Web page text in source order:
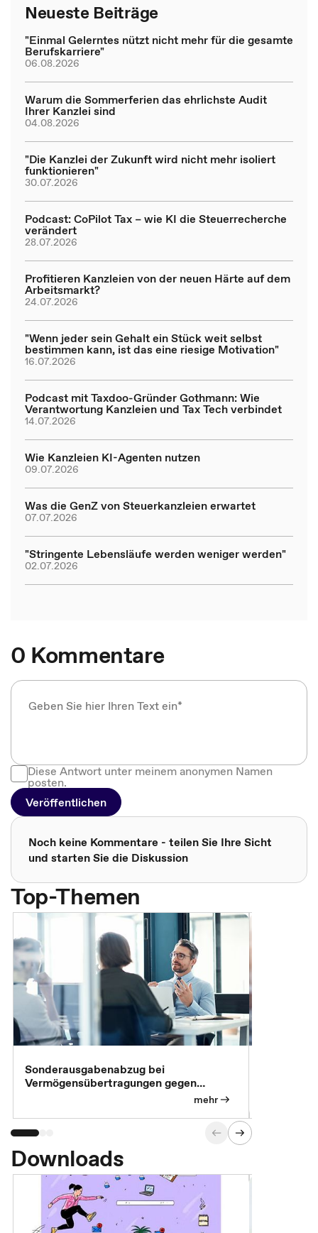
Neueste Beiträge
"Einmal Gelerntes nützt nicht mehr für die gesamte
Berufskarriere"
06.08.2026
Warum die Sommerferien das ehrlichste Audit
Ihrer Kanzlei sind
04.08.2026
"Die Kanzlei der Zukunft wird nicht mehr isoliert
funktionieren"
30.07.2026
Podcast: CoPilot Tax – wie KI die Steuerrecherche
verändert
28.07.2026
Profitieren Kanzleien von der neuen Härte auf dem
Arbeitsmarkt?
24.07.2026
"Wenn jeder sein Gehalt ein Stück weit selbst
bestimmen kann, ist das eine riesige Motivation"
16.07.2026
Podcast mit Taxdoo-Gründer Gothmann: Wie
Verantwortung Kanzleien und Tax Tech verbindet
14.07.2026
Wie Kanzleien KI-Agenten nutzen
09.07.2026
Was die GenZ von Steuerkanzleien erwartet
07.07.2026
"Stringente Lebensläufe werden weniger werden"
02.07.2026
0 Kommentare
Diese Antwort unter meinem anonymen Namen
posten.
Veröffentlichen
Noch keine Kommentare - teilen Sie Ihre Sicht
und starten Sie die Diskussion
Top-Themen
Sonderausgabenabzug bei
Vermögensübertragungen gegen
mehr
Downloads